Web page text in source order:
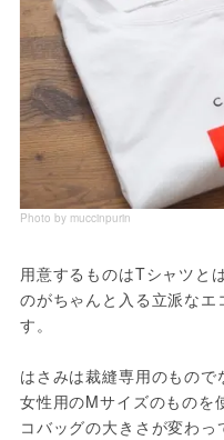
Photo by muccinpurin
用意するものはTシャツと
のがちゃんと入る立派な
す。
はさみは裁縫専用のもの
女性用のMサイズのものを
コバッグの大きさが変わ